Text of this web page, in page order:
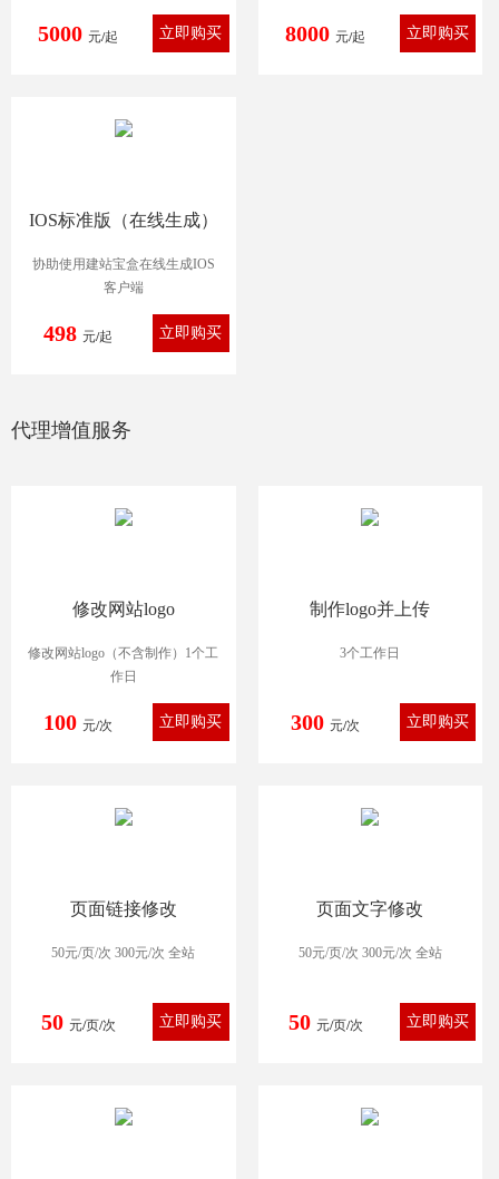
5000 元/起 8000 元/起
IOS标准版（在线生成）
协助使用建站宝盒在线生成IOS
客户端
498 元/起
代理增值服务
修改网站logo
修改网站logo（不含制作）1个工
作日
100 元/次
制作logo并上传
3个工作日
300 元/次
页面链接修改
50元/页/次 300元/次 全站
50 元/页/次
页面文字修改
50元/页/次 300元/次 全站
50 元/页/次